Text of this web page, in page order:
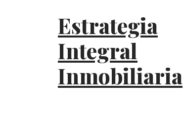
Estrategia
Integral
Inmobiliaria